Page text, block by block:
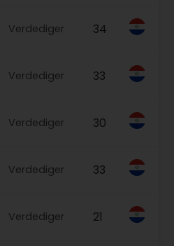
Verdediger 34
Verdediger 33
Verdediger 30
Verdediger 33
Verdediger 21